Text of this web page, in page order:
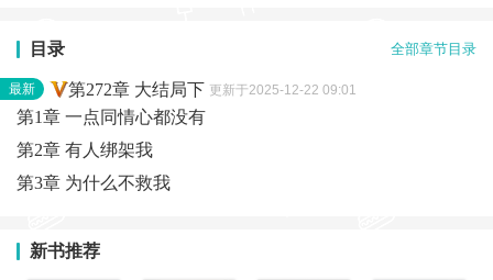
目录 全部章节目录
最新 第272章 大结局下 更新于2025-12-22 09:01
第1章 一点同情心都没有
第2章 有人绑架我
第3章 为什么不救我
新书推荐